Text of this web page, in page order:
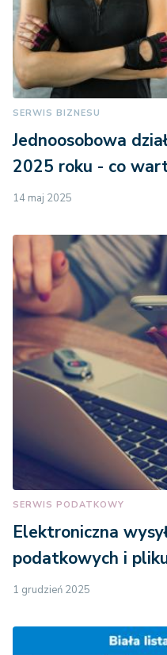
SERWIS BIZNESU
Jednoosobowa
2025 roku - co
14 maj 2025
SERWIS PODATKOWY
Elektroniczna
podatkowych i
1 grudzień 2025